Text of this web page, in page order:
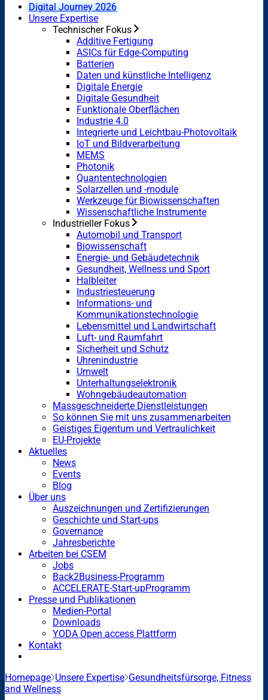
Digital Journey 2026
Unsere Expertise
Technischer Fokus
Additive Fertigung
ASICs für Edge-Computing
Batterien
Daten und künstliche Intelligenz
Digitale Energie
Digitale Gesundheit
Funktionale Oberflächen
Industrie 4.0
Integrierte und Leichtbau-Photovoltaik
IoT und Bildverarbeitung
MEMS
Photonik
Quantentechnologien
Solarzellen und -module
Werkzeuge für Biowissenschaften
Wissenschaftliche Instrumente
Industrieller Fokus
Automobil und Transport
Biowissenschaft
Energie- und Gebäudetechnik
Gesundheit, Wellness und Sport
Halbleiter
Industriesteuerung
Informations- und
Kommunikationstechnologie
Lebensmittel und Landwirtschaft
Luft- und Raumfahrt
Sicherheit und Schutz
Uhrenindustrie
Umwelt
Unterhaltungselektronik
Wohngebäudeautomation
Massgeschneiderte Dienstleistungen
So können Sie mit uns zusammenarbeiten
Geistiges Eigentum und Vertraulichkeit
EU-Projekte
Aktuelles
News
Events
Blog
Über uns
Auszeichnungen und Zertifizierungen
Geschichte und Start-ups
Governance
Jahresberichte
Arbeiten bei CSEM
Jobs
Back2Business-Programm
ACCELERATE-Start-upProgramm
Presse und Publikationen
Medien-Portal
Downloads
YODA Open access Plattform
Kontakt
Homepage Unsere Expertise Gesundheitsfürsorge, Fitness
and Wellness